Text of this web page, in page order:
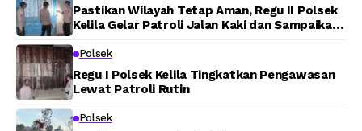
Pastikan Wilayah Tetap Aman, Regu II Polsek
Kelila Gelar Patroli Jalan Kaki dan Sampaikan
Polsek
Regu I Polsek Kelila Tingkatkan Pengawasan
Lewat Patroli Rutin
Polsek